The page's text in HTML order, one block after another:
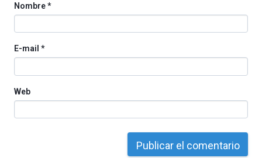
Nombre*
E-mail *
Web